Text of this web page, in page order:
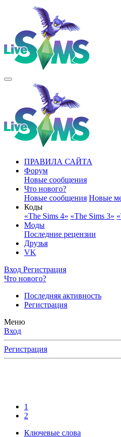
ПРАВИЛА САЙТА
Форум
Новые сообщения
Что нового?
Новые сообщения Новые
Коды
«The Sims 4» «The Sims 3»
Моды
Последние рецензии
Друзья
VK
Вход Регистрация
Что нового?
Последняя активность
Регистрация
Меню
Вход
Регистрация
1
2
Ключевые слова